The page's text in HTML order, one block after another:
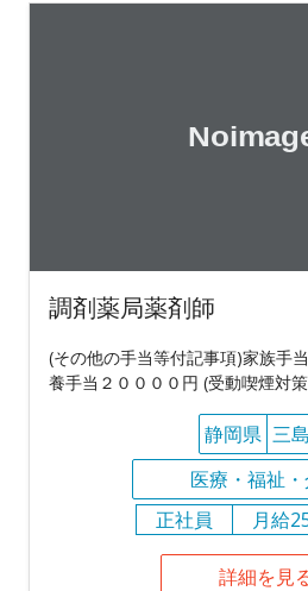
調剤薬局薬剤師
(その他の手当等付記事項)家族手
養手当２００００円 (受動喫煙対
静岡県 三
医療・福祉
正社員
月給
詳細を見